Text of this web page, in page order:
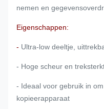
nemen en
Eigenschappen:
- Ultra-low deeltje,
- Hoge scheur en
- Ideaal voor gebruik in
kopieerapparaat